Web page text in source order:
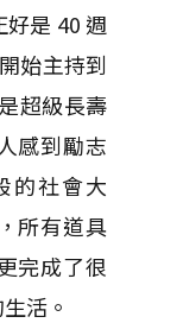
是 40 週
始主持到
超級長壽
感到勵志
的社會大
所有道具
完成了很
活。